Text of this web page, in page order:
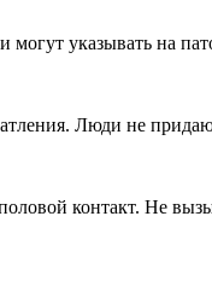
указывать на
Люди не
контакт. Не